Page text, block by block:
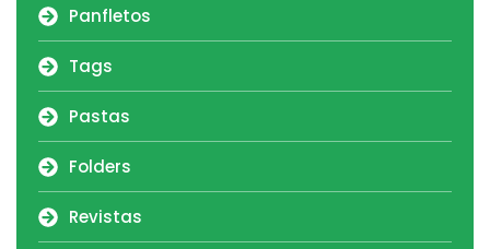
Panfletos
Tags
Pastas
Folders
Revistas